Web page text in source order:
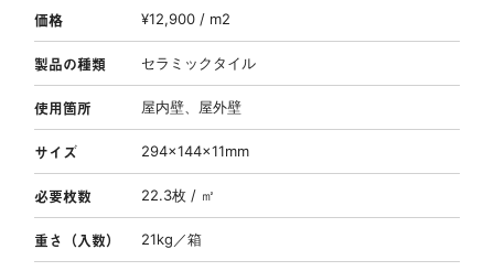
価格 ¥12,900 / m2
製品の種類 セラミックタイル
使用箇所 屋内壁、屋外壁
サイズ 294×144×11mm
必要枚数 22.3枚 / ㎡
重さ（入数） 21kg／箱